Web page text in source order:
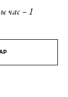
час – 1